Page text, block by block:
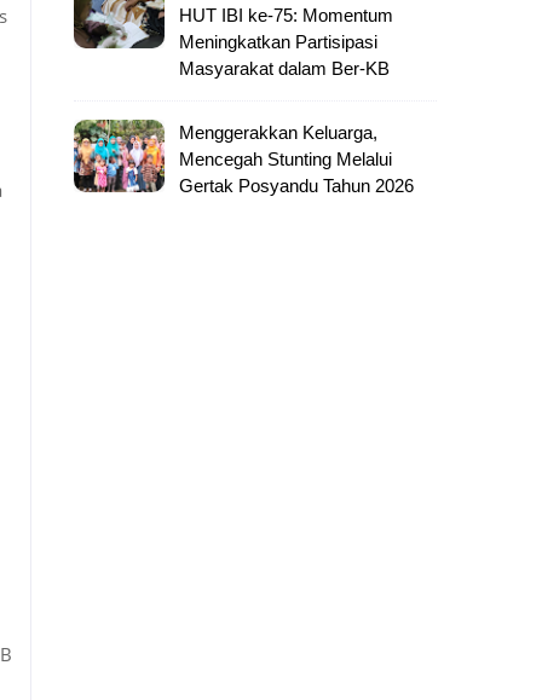
HUT IBI ke-75: Momentum
Meningkatkan Partisipasi
Masyarakat dalam Ber-KB
Menggerakkan Keluarga,
Mencegah Stunting Melalui
Gertak Posyandu Tahun 2026